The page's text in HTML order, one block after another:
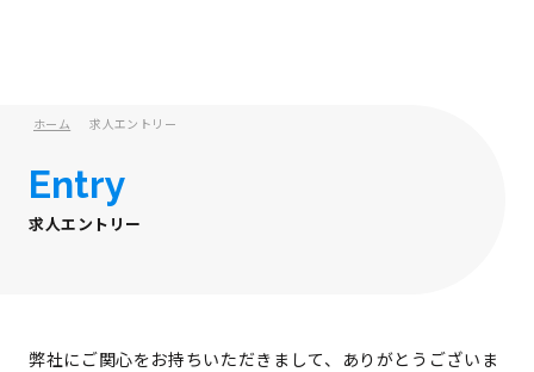
ホーム 求人エントリー
Entry
求人エントリー
弊社にご関心をお持ちいただきまして、ありがとうございま